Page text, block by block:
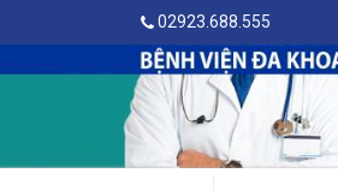
02923.688.555